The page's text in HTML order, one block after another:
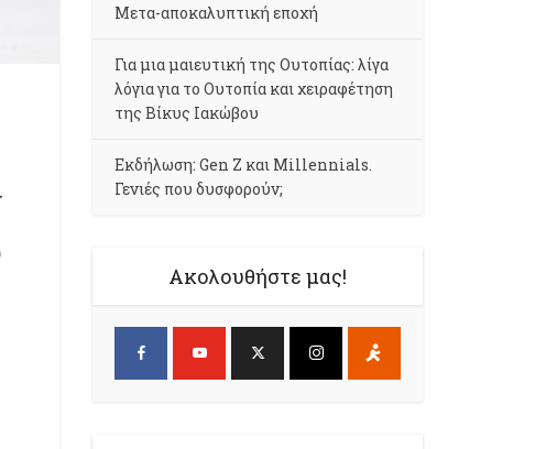
Μετα-αποκαλυπτική εποχή
Για μια μαιευτική της Ουτοπίας: λίγα
λόγια για το Ουτοπία και χειραφέτηση
της Βίκυς Ιακώβου
Εκδήλωση: Gen Z και Millennials.
Γενιές που δυσφορούν;
Ακολουθήστε μας!